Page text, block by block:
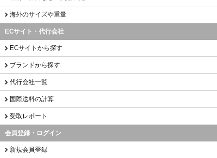
海外のサイズや重量
ECサイト・代行会社
ECサイトから探す
ブランドから探す
代行会社一覧
国際送料の計算
受取レポート
会員登録・ログイン
新規会員登録